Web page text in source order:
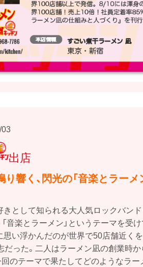
出店
響く、閃光の「音楽とラーメ
として知られる大人気ロックバンド
「音楽とラーメン」というテーマを受
い浮かんだのが世界で50店舗近く
だった。二人はラーメン凪の創業時
のテーマで果たしてどのようなラー